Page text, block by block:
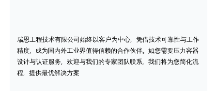
瑞恩工程技术有限公司始终以客户为中心，凭借技术可靠性与工作
精度，成为国内外工业界值得信赖的合作伙伴。如您需要压力容器
设计与认证服务，欢迎与我们的专家团队联系，我们将为您简化流
程，提供最优解决方案